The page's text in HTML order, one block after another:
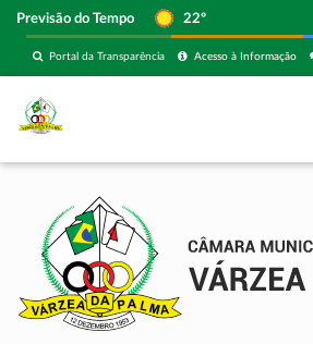
Previsão do Tempo 22º
Acesso à Informação
Portal da Transparência